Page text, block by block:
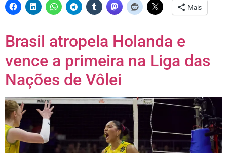
Mais
Brasil atropela Holanda e
vence a primeira na Liga das
Nações de Vôlei